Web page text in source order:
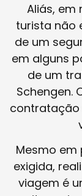
Aliás, em
turista não
de um
em alguns
de um
Schengen.
contratação
Mesmo
exigida,
viagem é